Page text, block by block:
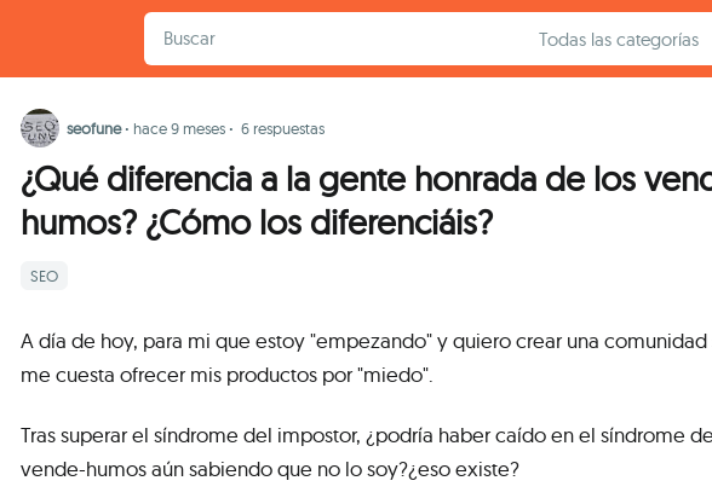
seofune · hace 9 meses · 6 respuestas
¿Qué diferencia a la gente honrada de los
humos? ¿Cómo los diferenciáis?
SEO
A día de hoy, para mi que estoy "empezando" y quiero crear una comunidad
me cuesta ofrecer mis productos por "miedo".
Tras superar el síndrome del impostor, ¿podría haber caído en el síndrome
vende-humos aún sabiendo que no lo soy?¿eso existe?